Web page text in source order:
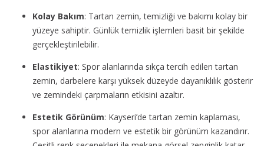
Kolay Bakım: Tartan zemin, temizliği ve bakımı kolay bir
yüzeye sahiptir. Günlük temizlik işlemleri basit bir şekilde
gerçekleştirilebilir.
Elastikiyet: Spor alanlarında sıkça tercih edilen tartan
zemin, darbelere karşı yüksek düzeyde dayanıklılık gösterir
ve zemindeki çarpmaların etkisini azaltır.
Estetik Görünüm: Kayseri’de tartan zemin kaplaması,
spor alanlarına modern ve estetik bir görünüm kazandırır.